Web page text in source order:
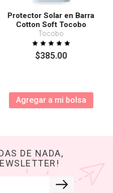
Protector Solar en Barra
Cotton Soft Tocobo
SPF50+ PA++++
Tocobo
$385.00
Agregar a mi bolsa
DE NADA,